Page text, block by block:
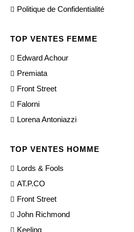
Politique de Confidentialité
TOP VENTES FEMME
Edward Achour
Premiata
Front Street
Falorni
Lorena Antoniazzi
TOP VENTES HOMME
Lords & Fools
AT.P.CO
Front Street
John Richmond
Keeling